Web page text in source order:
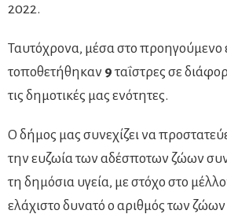
2022.
Ταυτόχρονα, μέσα στο προηγούμενο
τοποθετήθηκαν 9 ταΐστρες σε
τις δημοτικές μας ενότητες.
Ο δήμος μας συνεχίζει να
την ευζωία των αδέσποτων ζώων
τη δημόσια υγεία, με στόχο στο
ελάχιστο δυνατό ο αριθμός των